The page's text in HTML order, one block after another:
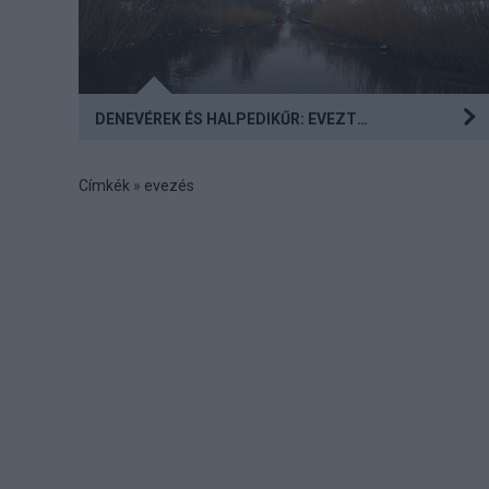
Feltéve, ha nem parázol…
DENEVÉREK ÉS HALPEDIKŰR: EVEZTÉL MÁR HÉVÍZEN?
Címkék » evezés